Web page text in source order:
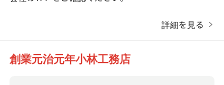
詳細を見る
創業元治元年小林工務店